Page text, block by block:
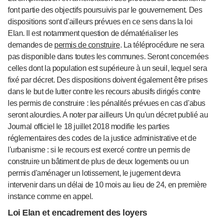
font partie des objectifs poursuivis par le gouvernement. Des
dispositions sont d'ailleurs prévues en ce sens dans la loi
Elan. Il est notamment question de dématérialiser les
demandes de permis de construire. La téléprocédure ne sera
pas disponible dans toutes les communes. Seront concernées
celles dont la population est supérieure à un seuil, lequel sera
fixé par décret. Des dispositions doivent également être prises
dans le but de lutter contre les recours abusifs dirigés contre
les permis de construire : les pénalités prévues en cas d'abus
seront alourdies. A noter par ailleurs Un qu'un décret publié au
Journal officiel le 18 juillet 2018 modifie les parties
réglementaires des codes de la justice administrative et de
l'urbanisme : si le recours est exercé contre un permis de
construire un bâtiment de plus de deux logements ou un
permis d'aménager un lotissement, le jugement devra
intervenir dans un délai de 10 mois au lieu de 24, en première
instance comme en appel.
Loi Elan et encadrement des loyers